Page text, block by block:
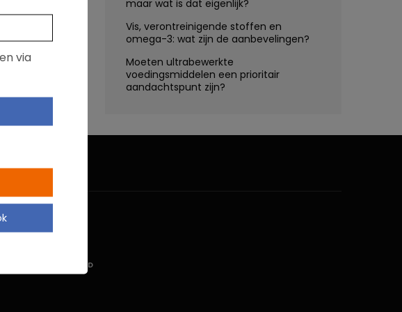
de tweede
maar wat is dat eigenlijk?
Vis, verontreinigende stoffen en
omega-3: wat zijn de aanbevelingen?
Moeten ultrabewerkte
voedingsmiddelen een prioritair
aandachtspunt zijn?
via
PRIVACYBELEID